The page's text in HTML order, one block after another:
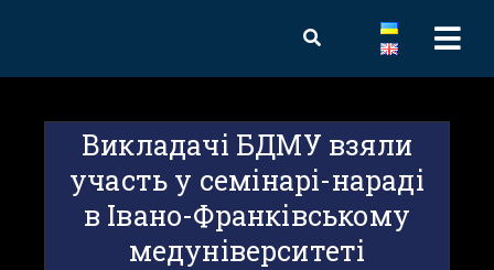
Викладачі БДМУ взяли
участь у семінарі-нараді
в Івано-Франківському
медуніверситеті